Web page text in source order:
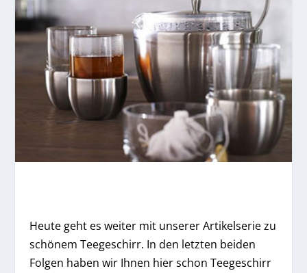
Heute geht es weiter mit unserer Artikelserie zu
schönem Teegeschirr. In den letzten beiden
Folgen haben wir Ihnen hier schon Teegeschirr